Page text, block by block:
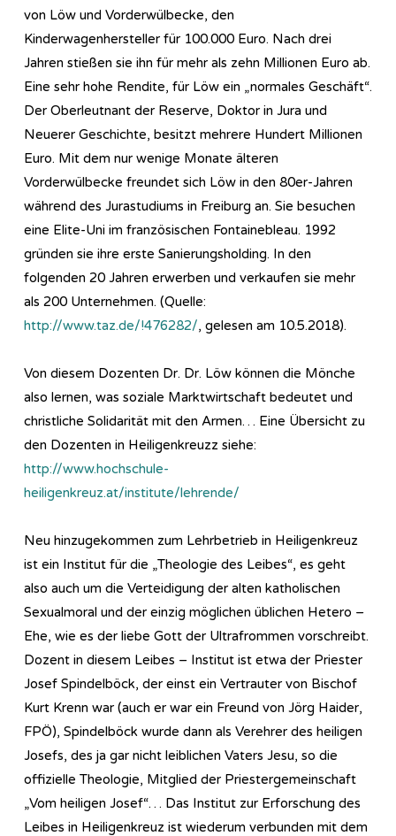
von Löw und Vorderwülbecke, den
Kinderwagenhersteller für 100.000 Euro. Nach drei
Jahren stießen sie ihn für mehr als zehn Millionen Euro ab.
Eine sehr hohe Rendite, für Löw ein „normales Geschäft“.
Der Oberleutnant der Reserve, Doktor in Jura und
Neuerer Geschichte, besitzt mehrere Hundert Millionen
Euro. Mit dem nur wenige Monate älteren
Vorderwülbecke freundet sich Löw in den 80er-Jahren
während des Jurastudiums in Freiburg an. Sie besuchen
eine Elite-Uni im französischen Fontainebleau. 1992
gründen sie ihre erste Sanierungsholding. In den
folgenden 20 Jahren erwerben und verkaufen sie mehr
als 200 Unternehmen. (Quelle:
http://www.taz.de/!476282/, gelesen am 10.5.2018).
Von diesem Dozenten Dr. Dr. Löw können die Mönche
also lernen, was soziale Marktwirtschaft bedeutet und
christliche Solidarität mit den Armen… Eine Übersicht zu
den Dozenten in Heiligenkreuzz siehe:
http://www.hochschule-
heiligenkreuz.at/institute/lehrende/
Neu hinzugekommen zum Lehrbetrieb in Heiligenkreuz
ist ein Institut für die „Theologie des Leibes“, es geht
also auch um die Verteidigung der alten katholischen
Sexualmoral und der einzig möglichen üblichen Hetero –
Ehe, wie es der liebe Gott der Ultrafrommen vorschreibt.
Dozent in diesem Leibes – Institut ist etwa der Priester
Josef Spindelböck, der einst ein Vertrauter von Bischof
Kurt Krenn war (auch er war ein Freund von Jörg Haider,
FPÖ), Spindelböck wurde dann als Verehrer des heiligen
Josefs, des ja gar nicht leiblichen Vaters Jesu, so die
offizielle Theologie, Mitglied der Priestergemeinschaft
„Vom heiligen Josef“… Das Institut zur Erforschung des
Leibes in Heiligenkreuz ist wiederum verbunden mit dem